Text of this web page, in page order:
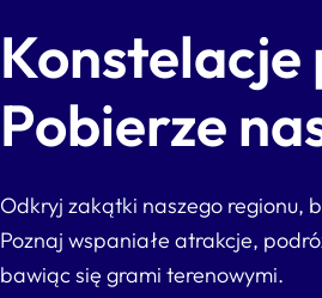
Konstelacje
Pobierze
Odkryj zakątki naszego regionu,
Poznaj wspaniałe atrakcje,
bawiąc się grami terenowymi.